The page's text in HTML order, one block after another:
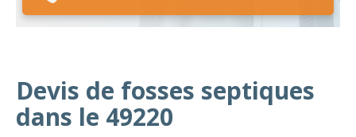
Devis de fosses septiques
dans le 49220